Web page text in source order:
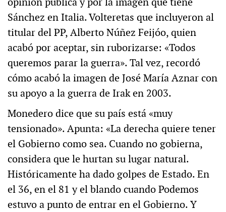
Sánchez en Italia. Volteretas que incluyeron al
titular del PP, Alberto Núñez Feijóo, quien
acabó por aceptar, sin ruborizarse: «Todos
queremos parar la guerra». Tal vez, recordó
cómo acabó la imagen de José María Aznar con
su apoyo a la guerra de Irak en 2003.
Monedero dice que su país está «muy
tensionado». Apunta: «La derecha quiere tener
el Gobierno como sea. Cuando no gobierna,
considera que le hurtan su lugar natural.
Históricamente ha dado golpes de Estado. En
el 36, en el 81 y el blando cuando Podemos
estuvo a punto de entrar en el Gobierno. Y